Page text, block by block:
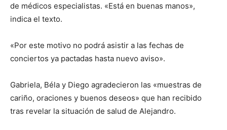
de médicos especialistas. «Está en buenas manos»,
indica el texto.
«Por este motivo no podrá asistir a las fechas de
conciertos ya pactadas hasta nuevo aviso».
Gabriela, Béla y Diego agradecieron las «muestras de
cariño, oraciones y buenos deseos» que han recibido
tras revelar la situación de salud de Alejandro.